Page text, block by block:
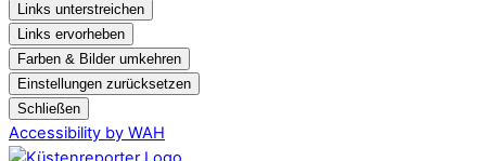
Links unterstreichen
Links ervorheben
Farben & Bilder umkehren
Einstellungen zurücksetzen
Schließen
Accessibility by WAH